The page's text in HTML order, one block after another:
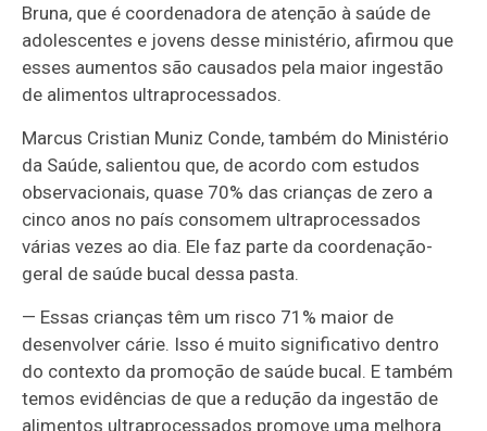
Bruna, que é coordenadora de atenção à saúde de
adolescentes e jovens desse ministério, afirmou que
esses aumentos são causados pela maior ingestão
de alimentos ultraprocessados.
Marcus Cristian Muniz Conde, também do Ministério
da Saúde, salientou que, de acordo com estudos
observacionais, quase 70% das crianças de zero a
cinco anos no país consomem ultraprocessados
várias vezes ao dia. Ele faz parte da coordenação-
geral de saúde bucal dessa pasta.
— Essas crianças têm um risco 71% maior de
desenvolver cárie. Isso é muito significativo dentro
do contexto da promoção de saúde bucal. E também
temos evidências de que a redução da ingestão de
alimentos ultraprocessados promove uma melhora